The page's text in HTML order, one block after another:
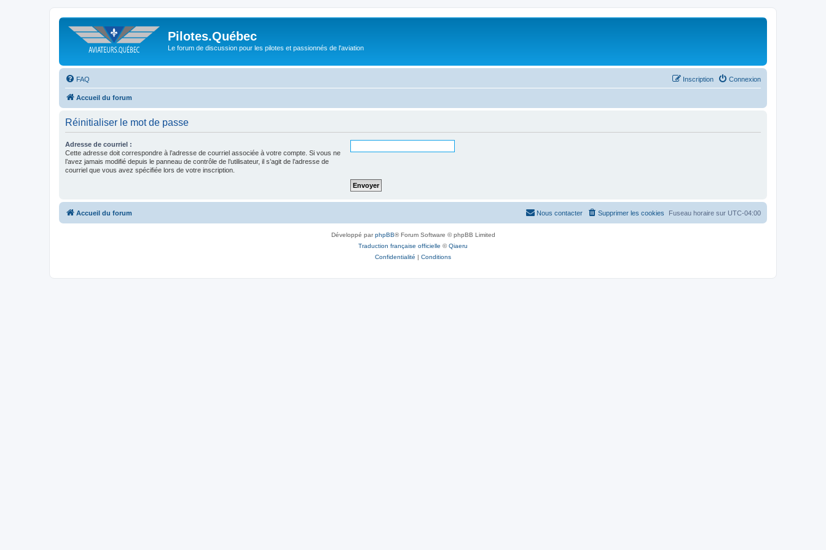
Pilotes.Québec
Le forum de discussion pour les pilotes et passionnés de l'aviation
FAQ Connexion
Inscription
Accueil du forum
Réinitialiser le mot de passe
Adresse de courriel :
Cette adresse doit correspondre à l’adresse de courriel associée à votre compte. Si vous ne
l’avez jamais modifié depuis le panneau de contrôle de l’utilisateur, il s’agit de l’adresse de
courriel que vous avez spécifiée lors de votre inscription.
Accueil du forum Fuseau horaire sur UTC-04:00
Supprimer les cookies
Nous contacter
Développé parphpBB® Forum Software © phpBB Limited
Traduction française officielle ©Qiaeru
Confidentialité | Conditions